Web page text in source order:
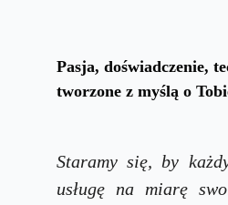
Pasja, doświadczenie,
tworzone z myślą o
Staramy się, by
usługę na miarę